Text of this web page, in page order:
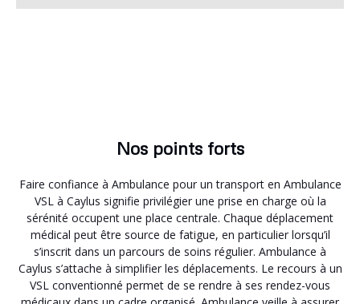
Nos points forts
Faire confiance à Ambulance pour un transport en Ambulance
VSL à Caylus signifie privilégier une prise en charge où la
sérénité occupent une place centrale. Chaque déplacement
médical peut être source de fatigue, en particulier lorsqu’il
s’inscrit dans un parcours de soins régulier. Ambulance à
Caylus s’attache à simplifier les déplacements. Le recours à un
VSL conventionné permet de se rendre à ses rendez-vous